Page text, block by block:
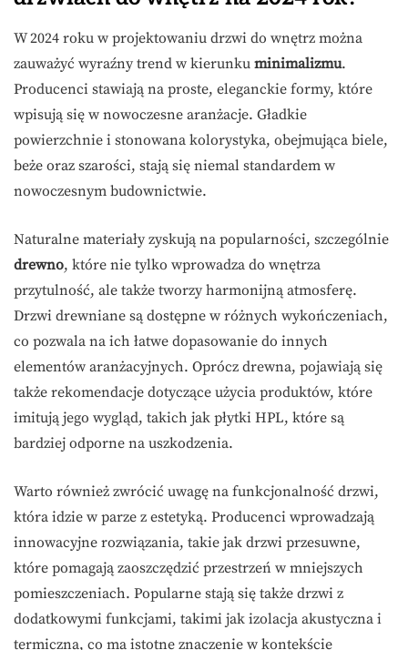
W 2024 roku w projektowaniu drzwi do wnętrz można
zauważyć wyraźny trend w kierunku minimalizmu.
Producenci stawiają na proste, eleganckie formy, które
wpisują się w nowoczesne aranżacje. Gładkie
powierzchnie i stonowana kolorystyka, obejmująca biele,
beże oraz szarości, stają się niemal standardem w
nowoczesnym budownictwie.
Naturalne materiały zyskują na popularności, szczególnie
drewno, które nie tylko wprowadza do wnętrza
przytulność, ale także tworzy harmonijną atmosferę.
Drzwi drewniane są dostępne w różnych wykończeniach,
co pozwala na ich łatwe dopasowanie do innych
elementów aranżacyjnych. Oprócz drewna, pojawiają się
także rekomendacje dotyczące użycia produktów, które
imitują jego wygląd, takich jak płytki HPL, które są
bardziej odporne na uszkodzenia.
Warto również zwrócić uwagę na funkcjonalność drzwi,
która idzie w parze z estetyką. Producenci wprowadzają
innowacyjne rozwiązania, takie jak drzwi przesuwne,
które pomagają zaoszczędzić przestrzeń w mniejszych
pomieszczeniach. Popularne stają się także drzwi z
dodatkowymi funkcjami, takimi jak izolacja akustyczna i
termiczna, co ma istotne znaczenie w kontekście